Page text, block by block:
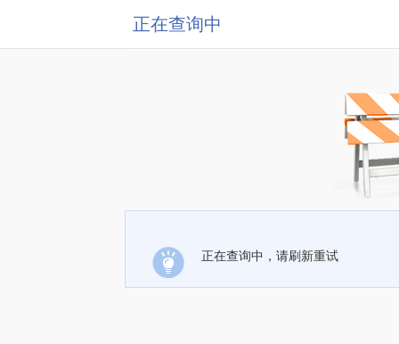
正在查询中
正在查询中，请刷新重试